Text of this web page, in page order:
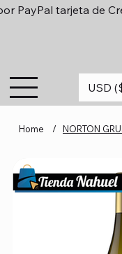
PayPal tarjeta de
USD
Home / NORTON